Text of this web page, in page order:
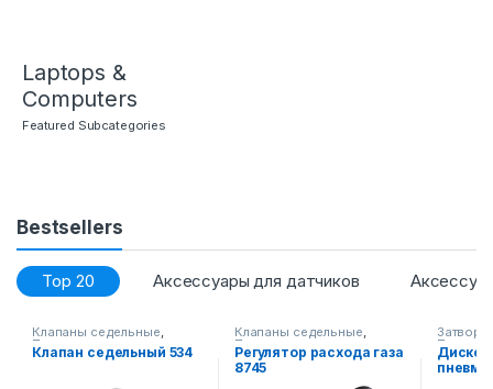
Laptops &
Computers
Featured Subcategories
Bestsellers
Top 20 Аксессуары для датчиков
Клапаны седельные,
Промышленная запорная
арматура
Клапан седельный 534
Клапаны седельные,
Промышленная запорная
арматура
Регулятор расхода газа
8745